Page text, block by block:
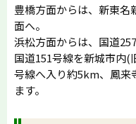
豊橋方面からは、新東名
面へ。
浜松方面からは、国道
国道151号線を新城市内(
号線へ入り約5km、鳳来
ます。